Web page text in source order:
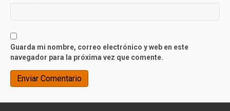
Guarda mi nombre, correo electrónico y web en este
navegador para la próxima vez que comente.